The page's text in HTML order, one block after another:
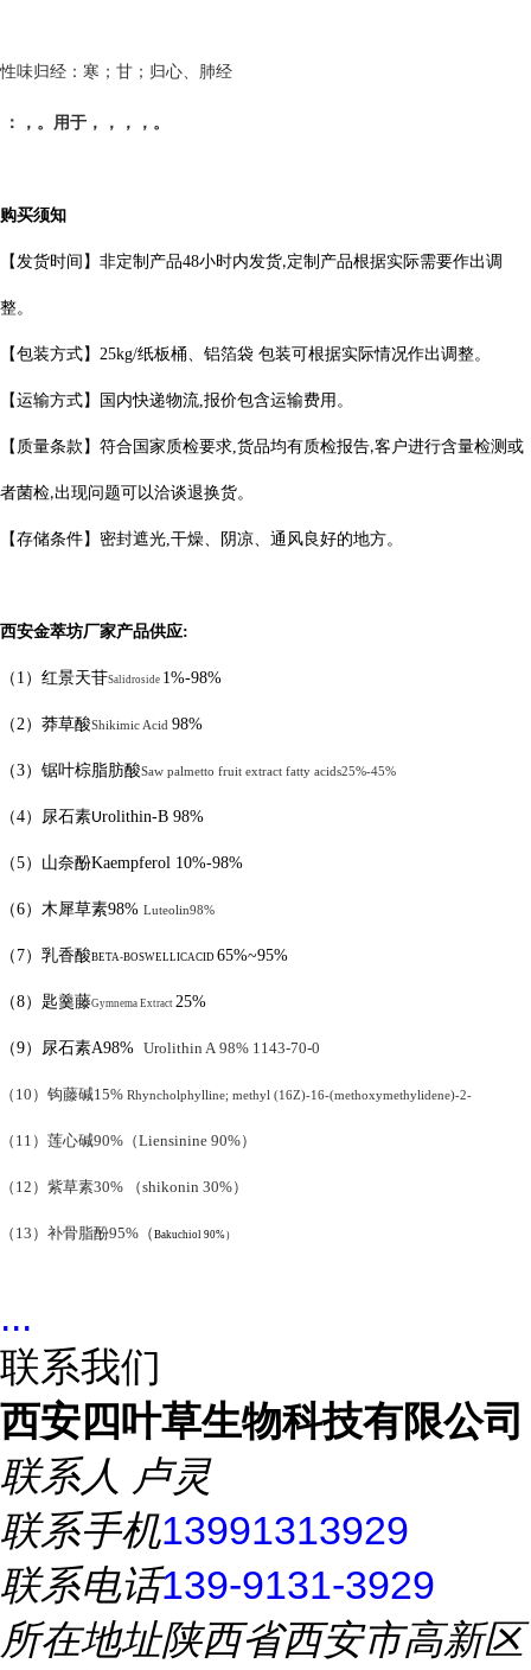
性味归经：寒；甘；归心、肺经
：，。用于，，，，。
购买须知
【发货时间】非定制产品48小时内发货,定制产品根据实际需要作出调
整。
【包装方式】 25kg/纸板桶、铝箔袋 包装可根据实际情况作出调整。
【运输方式】国内快递物流,报价包含运输费用。
【质量条款】符合国家质检要求,货品均有质检报告,客户进行含量检测或
者菌检,出现问题可以洽谈退换货。
【存储条件】密封遮光,干燥、阴凉、通风良好的地方。
西安金萃坊厂家产品供应:
（ 1 ）红景天苷Salidroside 1%-98%
（2）莽草酸Shikimic Acid 98%
（3） 锯叶棕脂肪酸Saw palmetto fruit extract fatty acids25%-45%
（4） 尿石素Urolithin-B 98%
（5） 山奈酚Kaempferol 10%-98%
（6） 木犀草素98% Luteolin98%
（ 7）乳香酸BETA-BOSWELLICACID 65%~95%
（8）匙羹藤Gymnema Extract 25%
（9）尿石素A98% Urolithin A 98% 1143-70-0
（ 10 ）钩藤碱15% Rhyncholphylline; methyl (16Z)-16-(methoxymethylidene)-2-
（ 11 ）莲心碱90% （Liensinine 90%）
（ 12 ）紫草素30% （shikonin 30%）
（ 13 ）补骨脂酚95% （ Bakuchiol 90%）
...
联系我们
西安四叶草生物科技有限公司
联系人 卢灵
联系手机13991313929
联系电话139-9131-3929
所在地址陕西省西安市高新区